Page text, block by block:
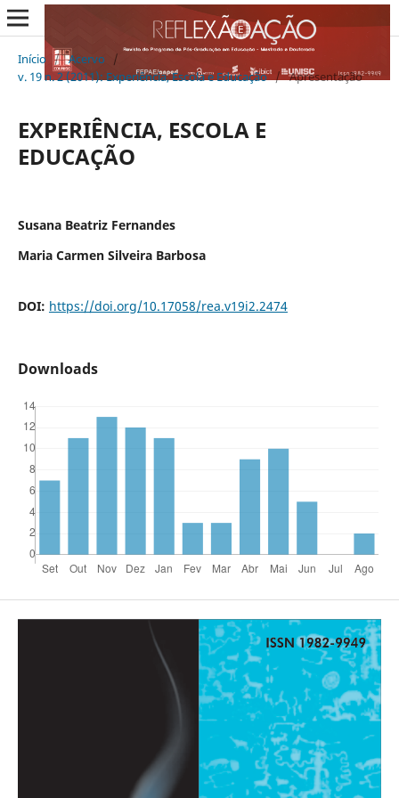
Início / Acervo
/
v. 19 n. 2 (2011): Experiência, Escola e Educação / Apresentação
EXPERIÊNCIA, ESCOLA E
EDUCAÇÃO
Susana Beatriz Fernandes
Maria Carmen Silveira Barbosa
DOI: https://doi.org/10.17058/rea.v19i2.2474
Downloads